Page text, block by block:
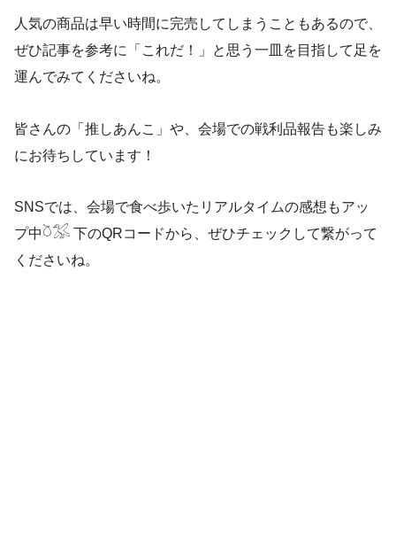
人気の商品は早い時間に完売してしまうこともあるので、
ぜひ記事を参考に「これだ！」と思う一皿を目指して足を
運んでみてくださいね。
皆さんの「推しあんこ」や、会場での戦利品報告も楽しみ
にお待ちしています！
SNSでは、会場で食べ歩いたリアルタイムの感想もアッ
プ中𓎤𓅮 下のQRコードから、ぜひチェックして繋がって
くださいね。